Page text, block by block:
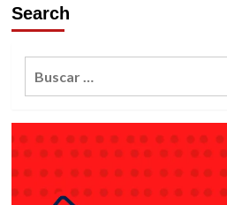
MILLONES
150
PAÍSES
Search